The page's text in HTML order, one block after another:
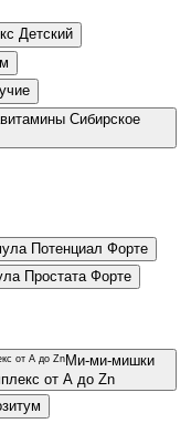
Детский
Сибирское
Потенциал Форте
Простата Форте
Ми-ми-мишки
от А до Zn